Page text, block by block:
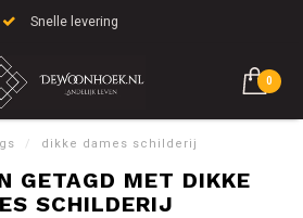
Snelle levering
0
/ dikke dames schilderij
GETAGD MET DIKKE
SCHILDERIJ